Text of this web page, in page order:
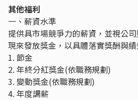
其他福利
一、薪資水準
提供具市場競爭力的薪資，並視公
現來發放獎金，以具體落實獎酬與績
1. 節金
2. 年終分紅獎金(依職務規劃)
3. 變動獎金(依職務規劃)
4. 年度調薪